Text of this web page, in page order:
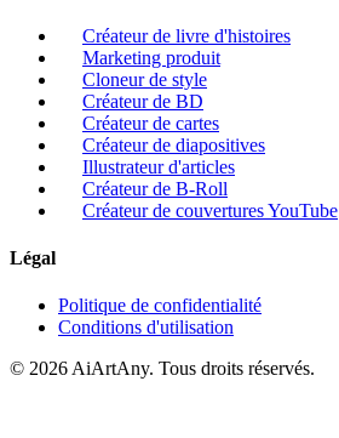
Créateur de livre d'histoires
Marketing produit
Cloneur de style
Créateur de BD
Créateur de cartes
Créateur de diapositives
Illustrateur d'articles
Créateur de B-Roll
Créateur de couvertures YouTube
Légal
Politique de confidentialité
Conditions d'utilisation
© 2026 AiArtAny. Tous droits réservés.